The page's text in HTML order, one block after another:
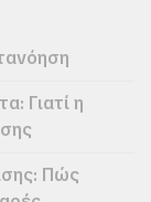
Γιατί η
Πώς